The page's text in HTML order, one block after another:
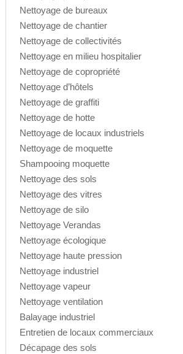
Nettoyage de bureaux
Nettoyage de chantier
Nettoyage de collectivités
Nettoyage en milieu hospitalier
Nettoyage de copropriété
Nettoyage d’hôtels
Nettoyage de graffiti
Nettoyage de hotte
Nettoyage de locaux industriels
Nettoyage de moquette
Shampooing moquette
Nettoyage des sols
Nettoyage des vitres
Nettoyage de silo
Nettoyage Verandas
Nettoyage écologique
Nettoyage haute pression
Nettoyage industriel
Nettoyage vapeur
Nettoyage ventilation
Balayage industriel
Entretien de locaux commerciaux
Décapage des sols